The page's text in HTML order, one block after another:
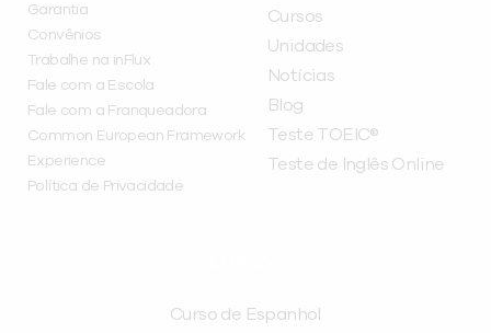
Garantia
Convênios
Trabalhe na inFlux
Fale com a Escola
Fale com a Franqueadora
Common European Framework
Experience
Política de Privacidade
Cursos
Unidades
Notícias
Blog
Teste TOEIC®
Teste de Inglês Online
Curso de Espanhol